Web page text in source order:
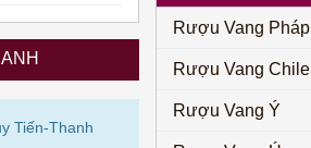
Rượu Vang Pháp
Rượu Vang Chile
Rượu Vang Ý
Tiến-Thanh